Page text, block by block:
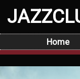
Home